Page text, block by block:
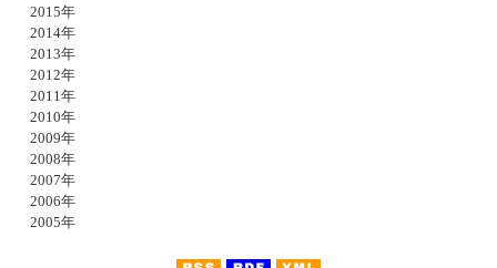
2015年
2014年
2013年
2012年
2011年
2010年
2009年
2008年
2007年
2006年
2005年